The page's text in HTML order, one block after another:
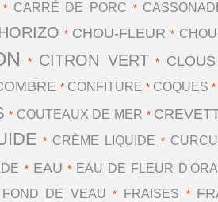
* CARRÉ DE PORC *
* CHOU-FLEUR *
* CITRON VERT *
* CONFITURE * COQUES *
* COUTEAUX DE MER *
* CRÈME LIQUIDE *
* EAU * EAU DE FLEUR
FOND DE VEAU * FRAISES *